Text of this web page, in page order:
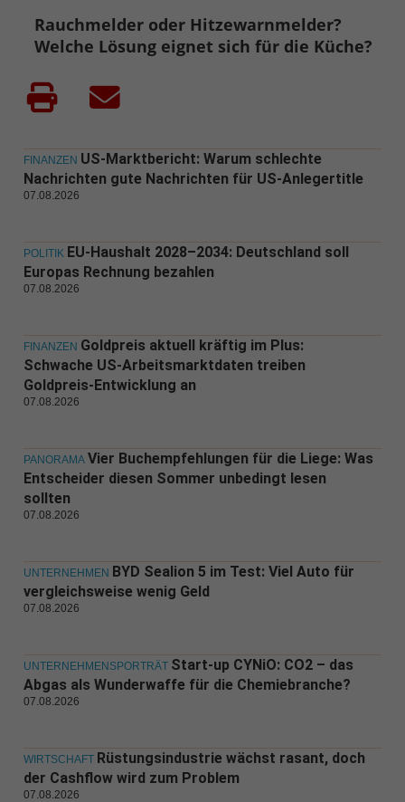
Rauchmelder oder Hitzewarnmelder?
Welche Lösung eignet sich für die Küche?
FINANZEN US-Marktbericht: Warum schlechte
Nachrichten gute Nachrichten für US-Anlegertitle
07.08.2026
POLITIK EU-Haushalt 2028–2034: Deutschland soll
Europas Rechnung bezahlen
07.08.2026
FINANZEN Goldpreis aktuell kräftig im Plus:
Schwache US-Arbeitsmarktdaten treiben
Goldpreis-Entwicklung an
07.08.2026
PANORAMA Vier Buchempfehlungen für die Liege: Was
Entscheider diesen Sommer unbedingt lesen
sollten
07.08.2026
UNTERNEHMEN BYD Sealion 5 im Test: Viel Auto für
vergleichsweise wenig Geld
07.08.2026
UNTERNEHMENSPORTRÄT Start-up CYNiO: CO2 – das
Abgas als Wunderwaffe für die Chemiebranche?
07.08.2026
WIRTSCHAFT Rüstungsindustrie wächst rasant, doch
der Cashflow wird zum Problem
07.08.2026